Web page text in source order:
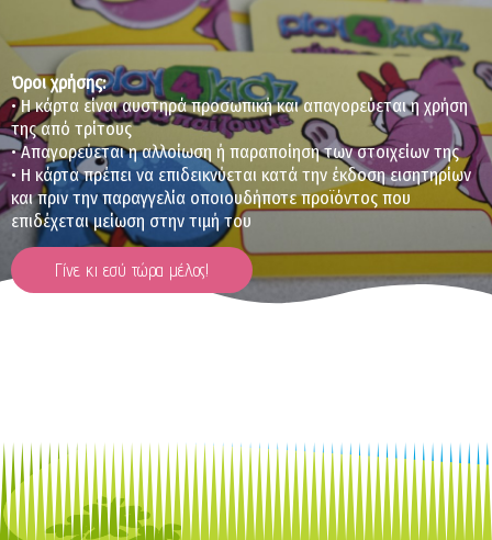
Όροι χρήσης:
• Η κάρτα είναι αυστηρά προσωπική και απαγορεύεται η χρήση
της από τρίτους
• Απαγορεύεται η αλλοίωση ή παραποίηση των στοιχείων της
• Η κάρτα πρέπει να επιδεικνύεται κατά την έκδοση εισητηρίων
και πριν την παραγγελία οποιουδήποτε προϊόντος που
επιδέχεται μείωση στην τιμή του
Γίνε κι εσύ τώρα μέλος!